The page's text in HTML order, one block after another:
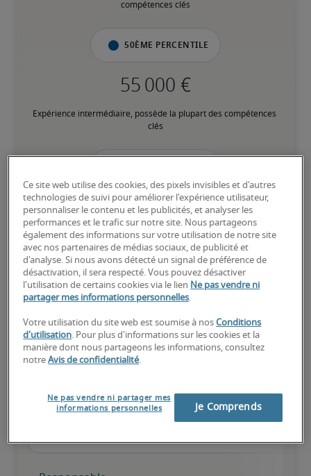
compétences clés
50ème percentile
Expérience intermédiaire, possède la plupart des compétences
clés
Expérience reconnue, possède toutes les compétences clés
Salaires estimés pour des
postes similaires
Ce site web utilise des cookies, des pixels invisibles et d'autres
technologies de suivi pour améliorer l'expérience utilisateur,
personnaliser le contenu et les publicités, et analyser les
performances et le trafic sur notre site. Nous partageons
également des informations sur votre utilisation de notre site
avec nos partenaires de médias sociaux, de publicité et
d'analyse. Si nous avons détecté un signal de préférence de
désactivation, il sera respecté. Vous pouvez désactiver
l'utilisation de certains cookies via le lien Ne pas vendre ni
partager mes informations personnelles.
Votre utilisation du site web est soumise à nosConditions
d'utilisation . Pour plus d'informations sur les cookies et la
manière dont nous partageons les informations, consultez
notreAvis de confidentialité.
Ne pas vendre ni partager mes
informations personnelles
Je Comprends